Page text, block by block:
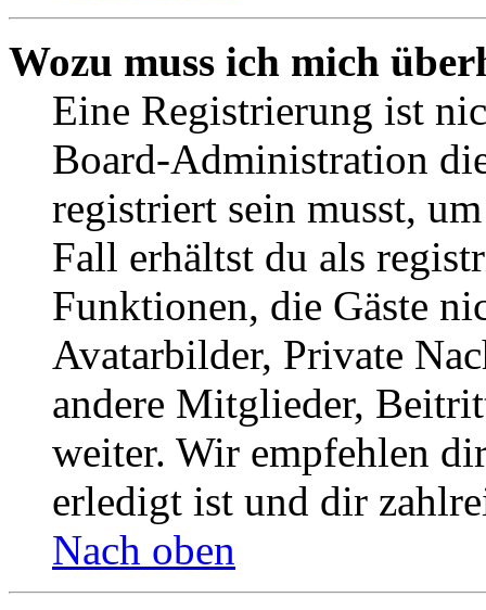
Wozu muss ich mich
Eine Registrierung ist
Board-Administration
registriert sein musst,
Fall erhältst du als
Funktionen, die Gäste
Avatarbilder, Private
andere Mitglieder,
weiter. Wir empfehlen
erledigt ist und dir
Nach oben